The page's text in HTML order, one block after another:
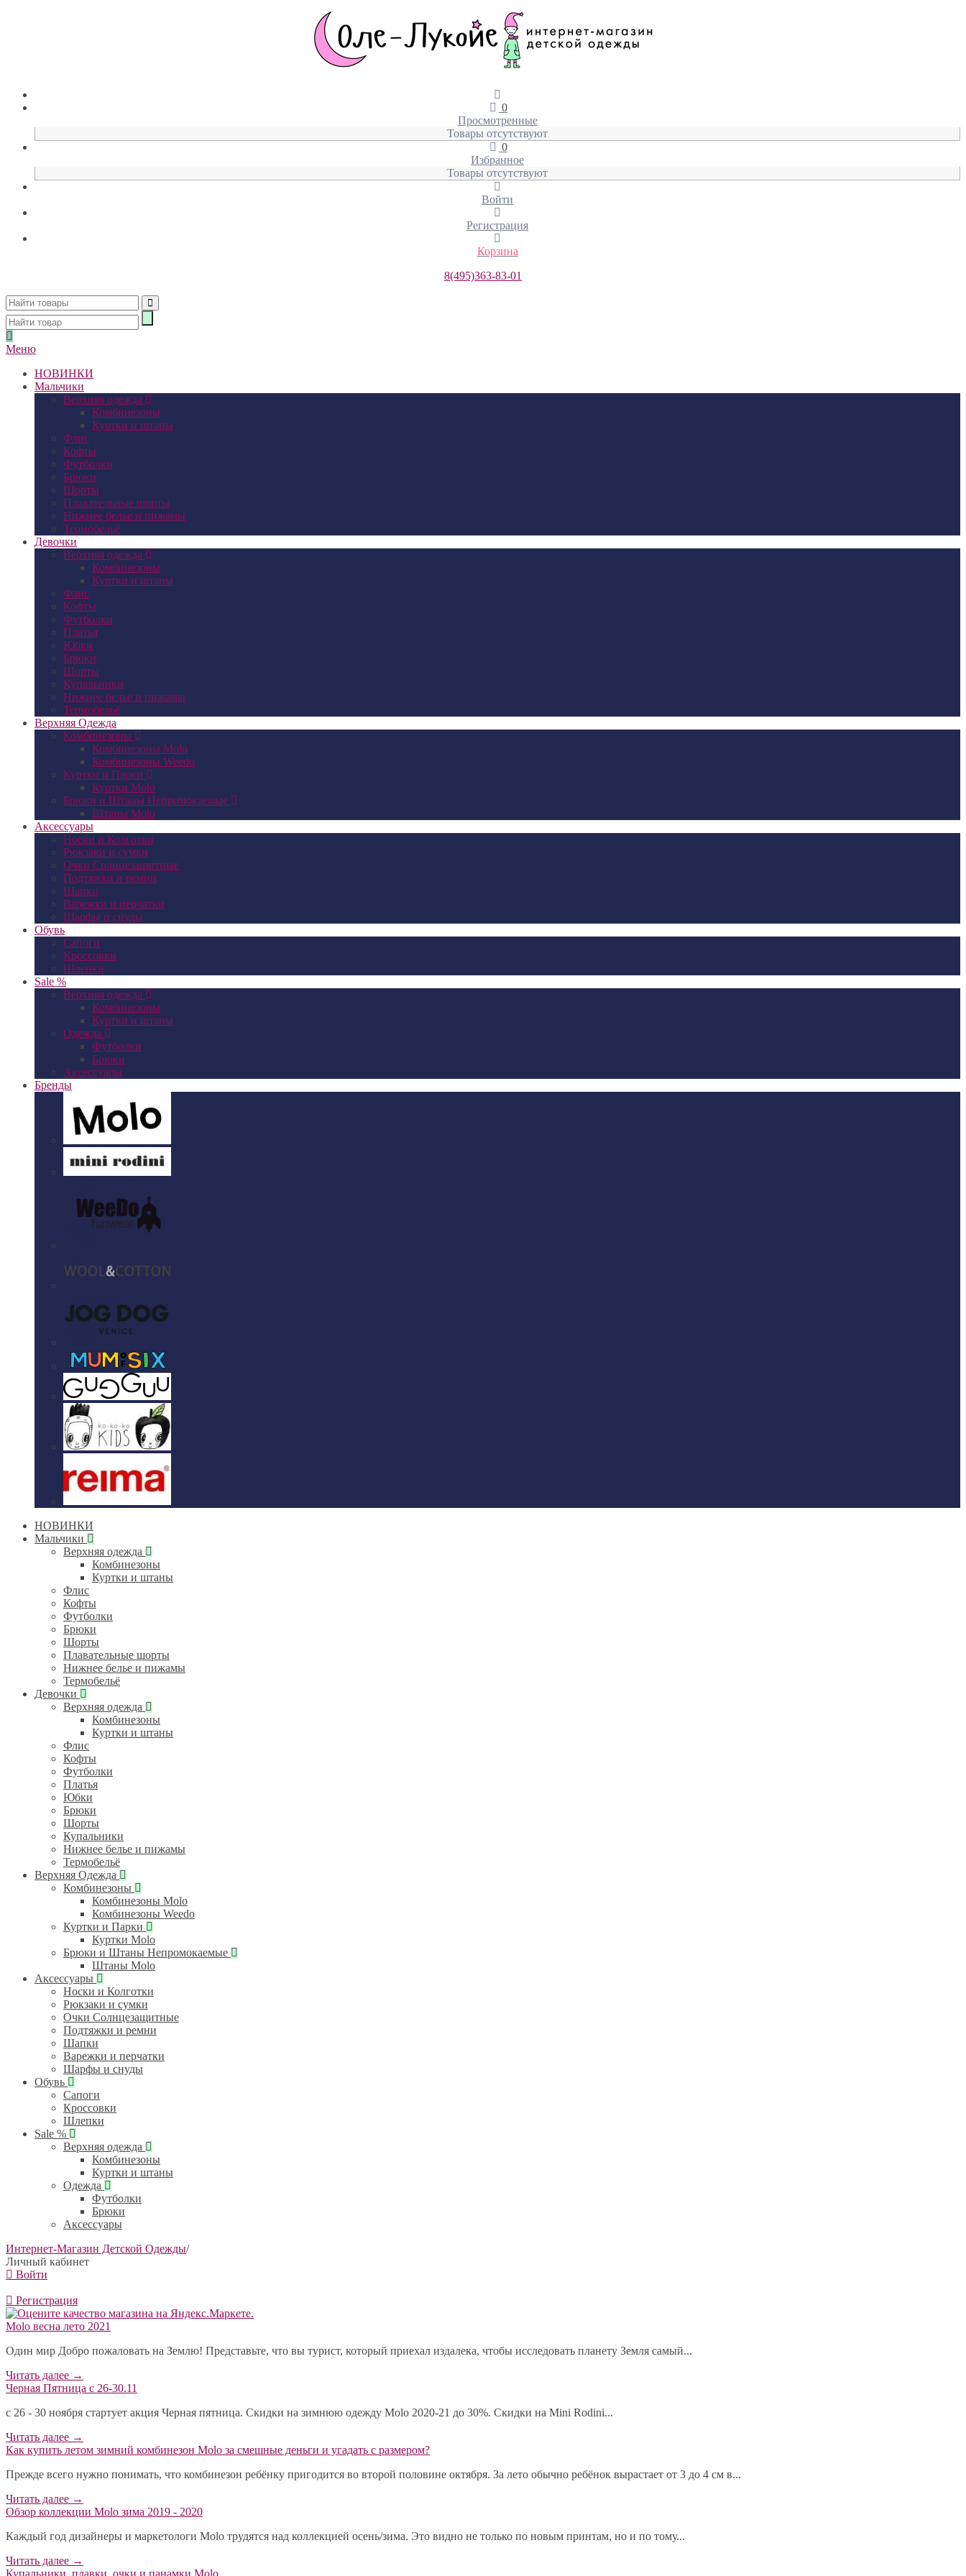
0
Просмотренные
Товары отсутствуют
0
Избранное
Товары отсутствуют
Войти
Регистрация
Корзина
8(495)363-83-01
Меню
НОВИНКИ
Мальчики
Верхняя одежда
Комбинезоны
Куртки и штаны
Флис
Кофты
Футболки
Брюки
Шорты
Плавательные шорты
Нижнее белье и пижамы
Термобельё
Девочки
Верхняя одежда
Комбинезоны
Куртки и штаны
Флис
Кофты
Футболки
Платья
Юбки
Брюки
Шорты
Купальники
Нижнее белье и пижамы
Термобельё
Верхняя Одежда
Комбинезоны
Комбинезоны Molo
Комбинезоны Weedo
Куртки и Парки
Куртки Molo
Брюки и Штаны Непромокаемые
Штаны Molo
Аксессуары
Носки и Колготки
Рюкзаки и сумки
Очки Солнцезащитные
Подтяжки и ремни
Шапки
Варежки и перчатки
Шарфы и снуды
Обувь
Сапоги
Кроссовки
Шлепки
Sale %
Верхняя одежда
Комбинезоны
Куртки и штаны
Одежда
Футболки
Брюки
Аксессуары
Бренды
НОВИНКИ
Мальчики
Верхняя одежда
Комбинезоны
Куртки и штаны
Флис
Кофты
Футболки
Брюки
Шорты
Плавательные шорты
Нижнее белье и пижамы
Термобельё
Девочки
Верхняя одежда
Комбинезоны
Куртки и штаны
Флис
Кофты
Футболки
Платья
Юбки
Брюки
Шорты
Купальники
Нижнее белье и пижамы
Термобельё
Верхняя Одежда
Комбинезоны
Комбинезоны Molo
Комбинезоны Weedo
Куртки и Парки
Куртки Molo
Брюки и Штаны Непромокаемые
Штаны Molo
Аксессуары
Носки и Колготки
Рюкзаки и сумки
Очки Солнцезащитные
Подтяжки и ремни
Шапки
Варежки и перчатки
Шарфы и снуды
Обувь
Сапоги
Кроссовки
Шлепки
Sale %
Верхняя одежда
Комбинезоны
Куртки и штаны
Одежда
Футболки
Брюки
Аксессуары
Интернет-Магазин Детской Одежды/
Личный кабинет
Войти
Регистрация
Molo весна лето 2021
Один мир Добро пожаловать на Землю! Представьте, что вы турист, который приехал издалека, чтобы исследовать планету Земля самый...
Читать далее →
Черная Пятница с 26-30.11
с 26 - 30 ноября стартует акция Черная пятница. Скидки на зимнюю одежду Molo 2020-21 до 30%. Скидки на Mini Rodini...
Читать далее →
​Как купить летом зимний комбинезон Molo за смешные деньги и угадать с размером?
Прежде всего нужно понимать, что комбинезон ребёнку пригодится во второй половине октября. За лето обычно ребёнок вырастает от 3 до 4 см в...
Читать далее →
Обзор коллекции Molo зима 2019 - 2020
Каждый год дизайнеры и маркетологи Molo трудятся над коллекцией осень/зима. Это видно не только по новым принтам, но и по тому...
Читать далее →
Купальники, плавки, очки и панамки Molo